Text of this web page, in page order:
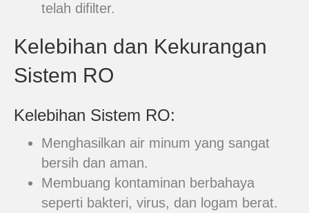
telah difilter.
Kelebihan dan Kekurangan
Sistem RO
Kelebihan Sistem RO:
Menghasilkan air minum yang sangat
bersih dan aman.
Membuang kontaminan berbahaya
seperti bakteri, virus, dan logam berat.